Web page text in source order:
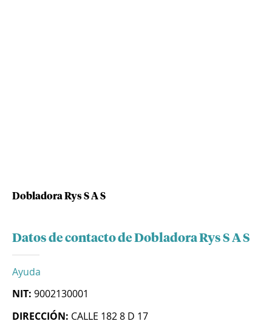
Dobladora Rys S A S
Datos de contacto de Dobladora Rys S A S
Ayuda
NIT: 9002130001
DIRECCIÓN: CALLE 182 8 D 17